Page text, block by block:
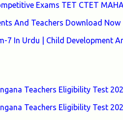
Exams TET CTET
And Teachers Download
7 In Urdu | Child Development
Teachers Eligibility Test
Teachers Eligibility Test